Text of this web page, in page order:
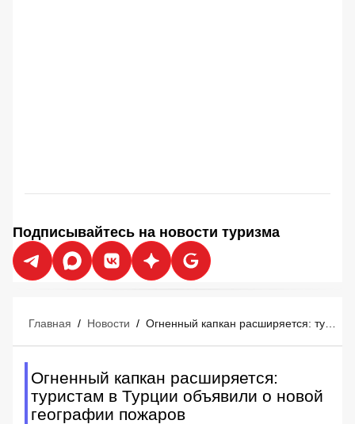
Подписывайтесь на новости туризма
Главная / Новости /
Огненный капкан расширяется:
туристам в Турции объявили о новой
географии пожаров